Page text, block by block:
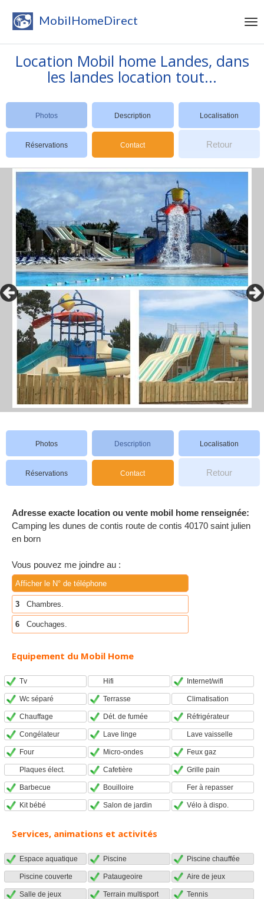
MobilHomeDirect
Location Mobil home Landes, dans
les landes location tout...
Photos Description Localisation
Réservations Contact Retour
Photos Description Localisation
Réservations Contact Retour
Adresse exacte location ou vente mobil home renseignée:
Camping les dunes de contis route de contis 40170 saint julien
en born
Vous pouvez me joindre au :
Afficher le N° de téléphone
3 Chambres.
6 Couchages.
Equipement du Mobil Home
Tv Hifi Internet/wifi
Wc séparé Terrasse Climatisation
Chauffage Dét. de fumée Réfrigérateur
Congélateur Lave linge Lave vaisselle
Four Micro-ondes Feux gaz
Plaques élect. Cafetière Grille pain
Barbecue Bouilloire Fer à repasser
Kit bébé Salon de jardin Vélo à dispo.
Services, animations et activités
Espace aquatique Piscine Piscine chauffée
Piscine couverte Pataugeoire Aire de jeux
Salle de jeux Terrain multisport Tennis